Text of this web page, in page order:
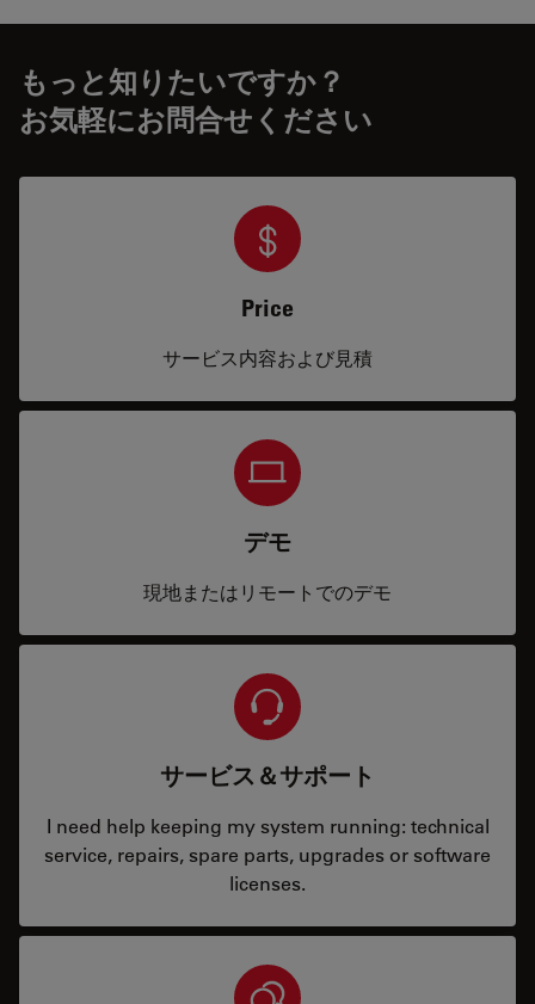
もっと知りたいですか？
お気軽にお問合せください
Price
サービス内容および見積
デモ
現地またはリモートでのデモ
サービス＆サポート
I need help keeping my system running: technical
service, repairs, spare parts, upgrades or software
licenses.